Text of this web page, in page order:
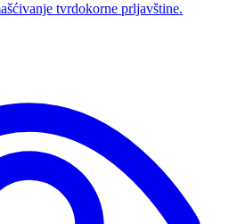
tvrdokorne prljavštine.